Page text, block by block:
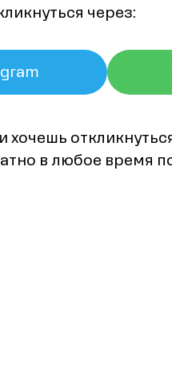
через:
хочешь
в любое время